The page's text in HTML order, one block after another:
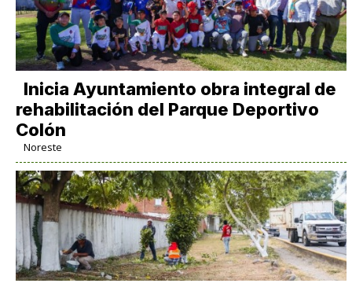
Inicia Ayuntamiento obra integral de
rehabilitación del Parque Deportivo
Colón
Noreste